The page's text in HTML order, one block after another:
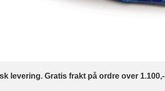
levering. Gratis frakt på ordre over 1.100,-